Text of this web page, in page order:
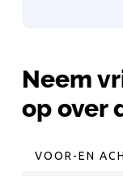
Neem
op over
VOOR-EN